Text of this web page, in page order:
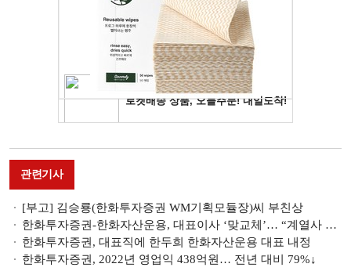
관련기사
[부고] 김승룡(한화투자증권 WM기획모듈장)씨 부친상
한화투자증권-한화자산운용, 대표이사 ‘맞교체’… “계열사 시너지 강화”
한화투자증권, 대표직에 한두희 한화자산운용 대표 내정
한화투자증권, 2022년 영업익 438억원… 전년 대비 79%↓